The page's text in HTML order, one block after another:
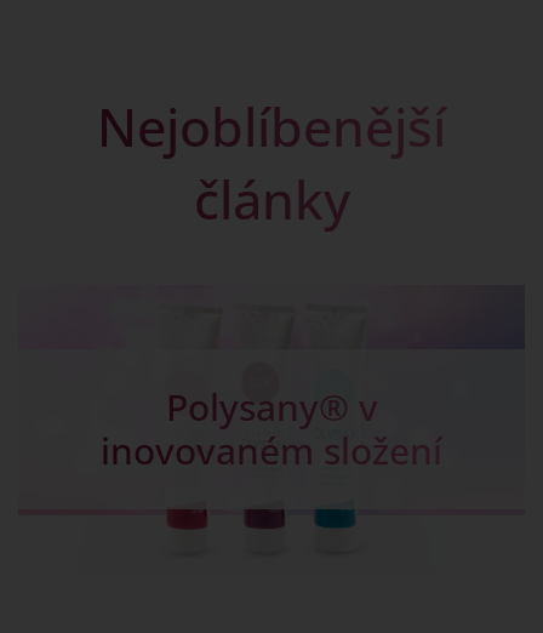
Nejoblíbenější
články
Kapky na žlučník -
Chalosal pro dobré
trávení